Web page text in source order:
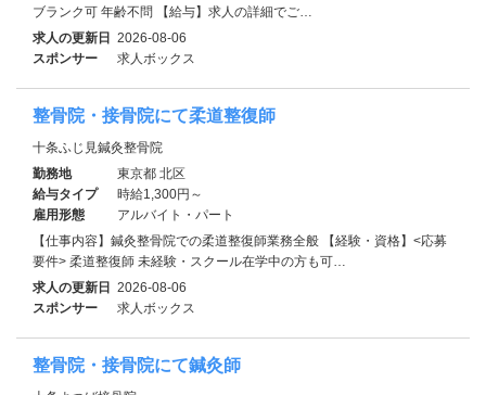
ブランク可 年齢不問 【給与】求人の詳細でご…
求人の更新日 2026-08-06
スポンサー
求人ボックス
整骨院・接骨院にて柔道整復師
十条ふじ見鍼灸整骨院
勤務地
東京都 北区
給与タイプ
時給1,300円～
雇用形態
アルバイト・パート
【仕事内容】鍼灸整骨院での柔道整復師業務全般 【経験・資格】<応募
要件> 柔道整復師 未経験・スクール在学中の方も可…
求人の更新日 2026-08-06
スポンサー
求人ボックス
整骨院・接骨院にて鍼灸師